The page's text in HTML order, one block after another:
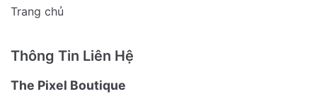
Trang chủ
Thông Tin Liên Hệ
The Pixel Boutique